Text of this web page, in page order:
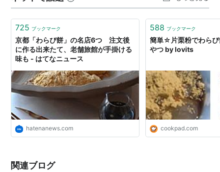
725 ブックマーク
京都「わらび餅」の名店6つ 注文後
に作る出来たて、老舗旅館が手掛ける
味も - はてなニュース
hatenanews.com
588 ブックマーク
簡単☆片栗粉でわら
やつ by lovits
cookpad.com
関連ブログ